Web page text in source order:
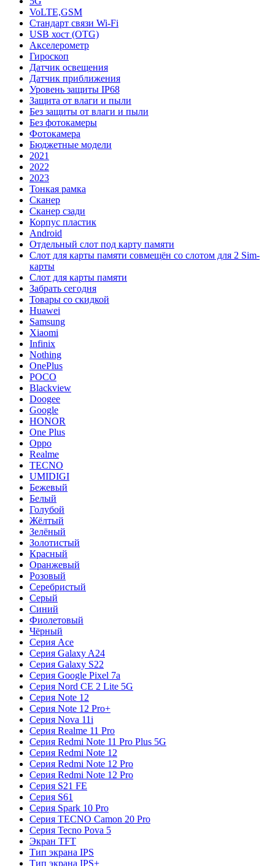
VoLTE,GSM
Стандарт связи Wi-Fi
USB хост (OTG)
Акселерометр
Гироскоп
Датчик освещения
Датчик приближения
Уровень защиты IP68
Защита от влаги и пыли
Без защиты от влаги и пыли
Без фотокамеры
Фотокамера
Бюджетные модели
2021
2022
2023
Тонкая рамка
Сканер
Сканер сзади
Корпус пластик
Android
Отдельный слот под карту памяти
Слот для карты памяти совмещён со слотом для 2 Sim-
карты
Слот для карты памяти
Забрать сегодня
Товары со скидкой
Huawei
Samsung
Xiaomi
Infinix
Nothing
OnePlus
POCO
Blackview
Doogee
Google
HONOR
One Plus
Oppo
Realme
TECNO
UMIDIGI
Бежевый
Белый
Голубой
Жёлтый
Зелёный
Золотистый
Красный
Оранжевый
Розовый
Серебристый
Серый
Синий
Фиолетовый
Чёрный
Серия Ace
Серия Galaxy A24
Серия Galaxy S22
Серия Google Pixel 7a
Серия Nord CE 2 Lite 5G
Серия Note 12
Серия Note 12 Pro+
Серия Nova 11i
Серия Realme 11 Pro
Серия Redmi Note 11 Pro Plus 5G
Серия Redmi Note 12
Серия Redmi Note 12 Pro
Серия Redmi Note 12 Pro
Серия S21 FE
Серия S61
Серия Spark 10 Pro
Серия TECNO Camon 20 Pro
Серия Tecno Pova 5
Экран TFT
Тип экрана IPS
Тип экрана IPS+